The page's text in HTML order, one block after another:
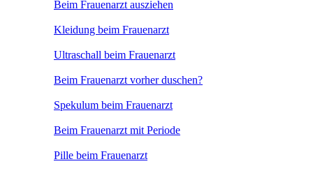
Beim Frauenarzt ausziehen
Kleidung beim Frauenarzt
Ultraschall beim Frauenarzt
Beim Frauenarzt vorher duschen?
Spekulum beim Frauenarzt
Beim Frauenarzt mit Periode
Pille beim Frauenarzt